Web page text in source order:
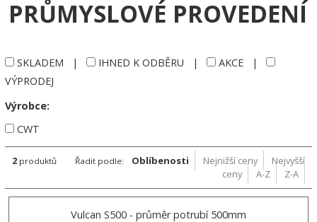
PRŮMYSLOVÉ PROVEDENÍ
SKLADEM | IHNED K ODBĚRU | AKCE |
VÝPRODEJ
Výrobce:
CWT
2 produktů Řadit podle: Oblíbenosti Nejnižší ceny
Nejvyšší
ceny
A-Z Z-A
Vulcan S500 - průměr potrubí 500mm